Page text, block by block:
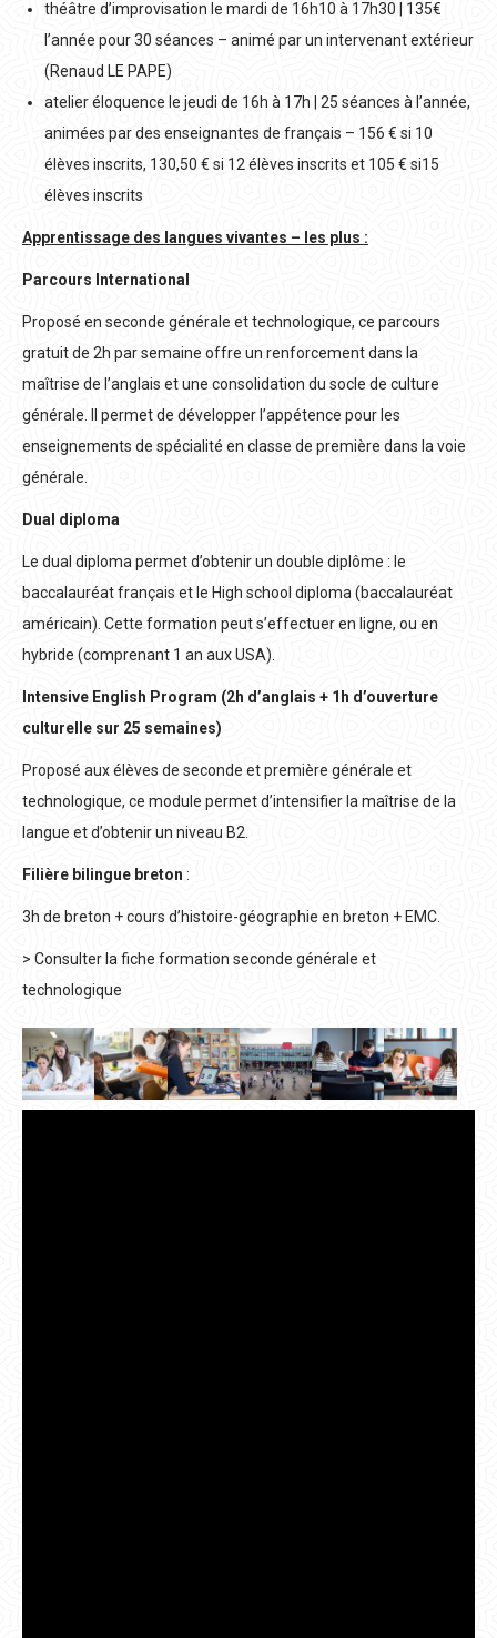
théâtre d’improvisation le mardi de 16h10 à 17h30 | 135€
l’année pour 30 séances – animé par un intervenant extérieur
(Renaud LE PAPE)
atelier éloquence le jeudi de 16h à 17h | 25 séances à l’année,
animées par des enseignantes de français – 156 € si 10
élèves inscrits, 130,50 € si 12 élèves inscrits et 105 € si15
élèves inscrits
Apprentissage des langues vivantes – les plus :
Parcours International
Proposé en seconde générale et technologique, ce parcours
gratuit de 2h par semaine offre un renforcement dans la
maîtrise de l’anglais et une consolidation du socle de culture
générale. Il permet de développer l’appétence pour les
enseignements de spécialité en classe de première dans la voie
générale.
Dual diploma
Le dual diploma permet d’obtenir un double diplôme : le
baccalauréat français et le High school diploma (baccalauréat
américain). Cette formation peut s’effectuer en ligne, ou en
hybride (comprenant 1 an aux USA).
Intensive English Program (2h d’anglais + 1h d’ouverture
culturelle sur 25 semaines)
Proposé aux élèves de seconde et première générale et
technologique, ce module permet d’intensifier la maîtrise de la
langue et d’obtenir un niveau B2.
Filière bilingue breton :
3h de breton + cours d’histoire-géographie en breton + EMC.
> Consulter la fiche formation seconde générale et
technologique